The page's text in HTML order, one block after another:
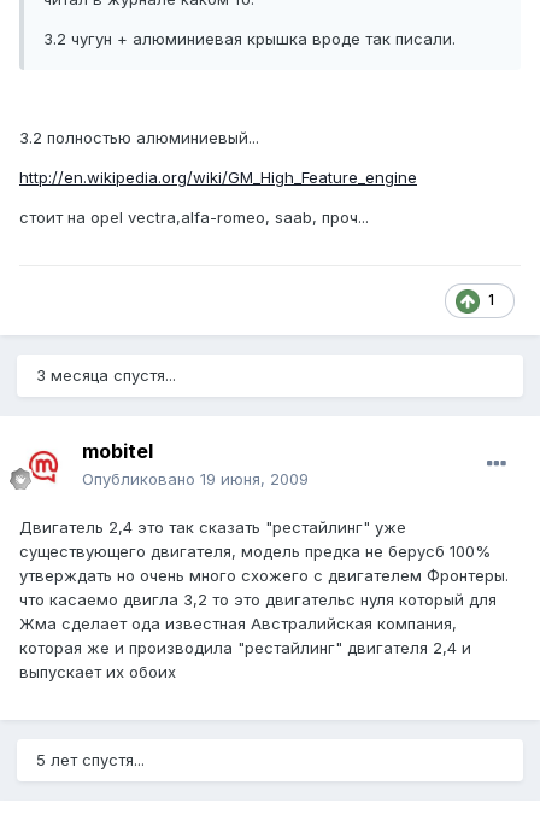
3.2 чугун + алюминиевая крышка вроде так писали.
3.2 полностью алюминиевый...
http://en.wikipedia.org/wiki/GM_High_Feature_engine
стоит на opel vectra,alfa-romeo, saab, проч...
1
3 месяца спустя...
mobitel
Опубликовано 19 июня, 2009
Двигатель 2,4 это так сказать "рестайлинг" уже
существующего двигателя, модель предка не берусб 100%
утверждать но очень много схожего с двигателем Фронтеры.
что касаемо двигла 3,2 то это двигательс нуля который для
Жма сделает ода известная Австралийская компания,
которая же и производила "рестайлинг" двигателя 2,4 и
выпускает их обоих
5 лет спустя...